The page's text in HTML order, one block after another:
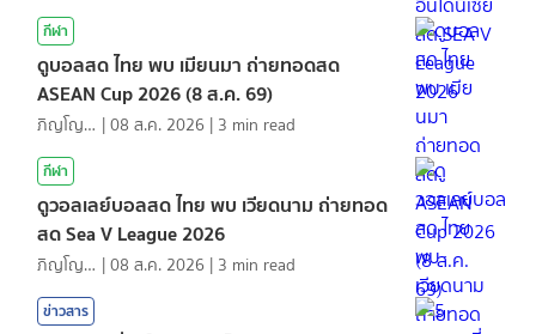
กีฬา
ดูบอลสด ไทย พบ เมียนมา ถ่ายทอดสด
ASEAN Cup 2026 (8 ส.ค. 69)
ภิญโญ ส่องแสง |08 ส.ค. 2026 | 3 min read
กีฬา
ดูวอลเลย์บอลสด ไทย พบ เวียดนาม ถ่ายทอด
สด Sea V League 2026
ภิญโญ ส่องแสง |08 ส.ค. 2026 | 3 min read
ข่าวสาร